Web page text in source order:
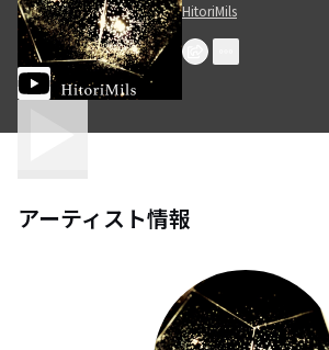
HitoriMils
アーティスト情報